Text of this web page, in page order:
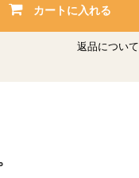
カートに入れる
返品について